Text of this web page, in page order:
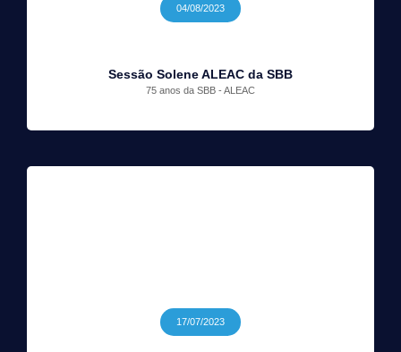
04/08/2023
Sessão Solene ALEAC da SBB
75 anos da SBB - ALEAC
17/07/2023